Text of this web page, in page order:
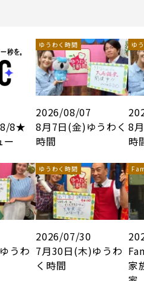
8/8★
ー
ゆうわく時間
2026/08/07
8月7日(金)ゆうわく
時間
ゆ
8
時
うわ
ゆうわく時間
2026/07/30
7月30日(木)ゆうわ
く時間
家